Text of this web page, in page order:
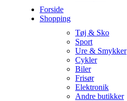
Forside
Shopping
Tøj & Sko
Sport
Ure & Smykker
Cykler
Biler
Frisør
Elektronik
Andre butikker